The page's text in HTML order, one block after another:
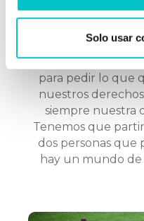
Solo usar
La comunicación lo
que tenemos para
para pedir lo que
nuestros
siempre nuestra
Tenemos que
dos personas
hay un mundo de